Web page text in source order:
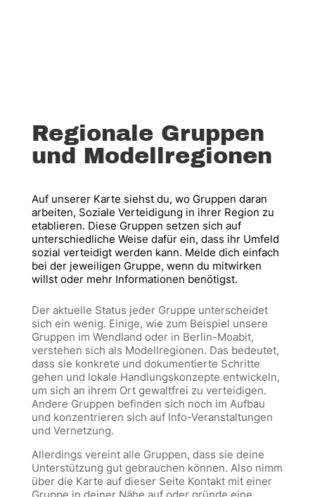
Regionale Gruppen
und Modellregionen
Auf unserer Karte siehst du, wo Gruppen daran
arbeiten, Soziale Verteidigung in ihrer Region zu
etablieren. Diese Gruppen setzen sich auf
unterschiedliche Weise dafür ein, dass ihr Umfeld
sozial verteidigt werden kann. Melde dich einfach
bei der jeweiligen Gruppe, wenn du mitwirken
willst oder mehr Informationen benötigst.
Der aktuelle Status jeder Gruppe unterscheidet
sich ein wenig. Einige, wie zum Beispiel unsere
Gruppen im Wendland oder in Berlin-Moabit,
verstehen sich als Modellregionen. Das bedeutet,
dass sie konkrete und dokumentierte Schritte
gehen und lokale Handlungskonzepte entwickeln,
um sich an ihrem Ort gewaltfrei zu verteidigen.
Andere Gruppen befinden sich noch im Aufbau
und konzentrieren sich auf Info-Veranstaltungen
und Vernetzung.
Allerdings vereint alle Gruppen, dass sie deine
Unterstützung gut gebrauchen können. Also nimm
über die Karte auf dieser Seite Kontakt mit einer